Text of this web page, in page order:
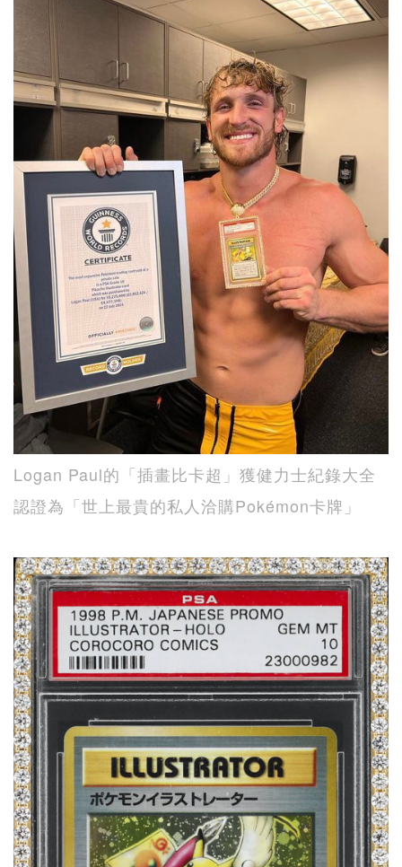
Logan Paul的「插畫比卡超」獲健力士紀錄大全
認證為「世上最貴的私人洽購Pokémon卡牌」